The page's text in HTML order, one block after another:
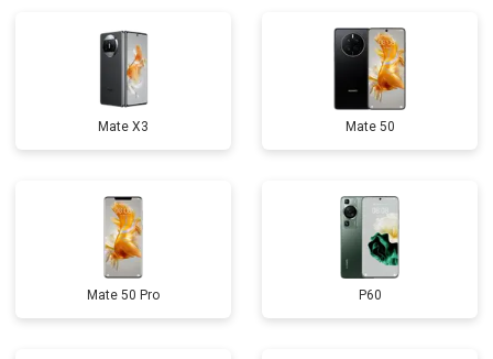
Mate X3 Mate 50
Mate 50 Pro P60